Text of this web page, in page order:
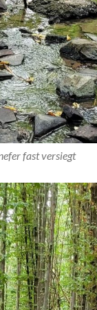
fast versiegt